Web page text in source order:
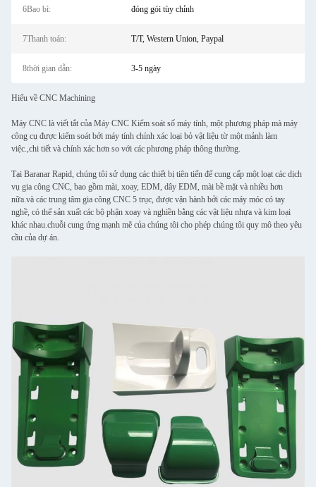
6Bao bì: đóng gói tùy chỉnh
7Thanh toán: T/T, Western Union, Paypal
8thời gian dẫn: 3-5 ngày
Hiểu về CNC Machining
Máy CNC là viết tắt của Máy CNC Kiểm soát số máy tính, một phương pháp mà máy
công cụ được kiểm soát bởi máy tính chính xác loại bỏ vật liệu từ một mảnh làm
việc.,chi tiết và chính xác hơn so với các phương pháp thông thường.
Tại Baranar Rapid, chúng tôi sử dụng các thiết bị tiên tiến để cung cấp một loạt các dịch
vụ gia công CNC, bao gồm mài, xoay, EDM, dây EDM, mài bề mặt và nhiều hơn
nữa.và các trung tâm gia công CNC 5 trục, được vận hành bởi các máy móc có tay
nghề, có thể sản xuất các bộ phận xoay và nghiền bằng các vật liệu nhựa và kim loại
khác nhau.chuỗi cung ứng mạnh mẽ của chúng tôi cho phép chúng tôi quy mô theo yêu
cầu của dự án.